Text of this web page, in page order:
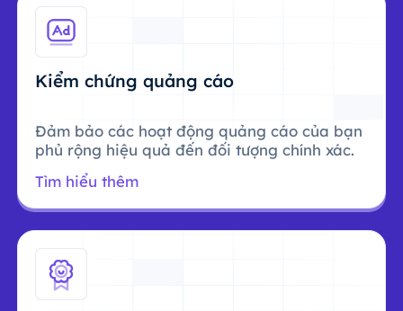
Kiểm chứng quảng cáo
Đảm bảo các hoạt động quảng cáo của bạn
phủ rộng hiệu quả đến đối tượng chính xác.
Tìm hiểu thêm